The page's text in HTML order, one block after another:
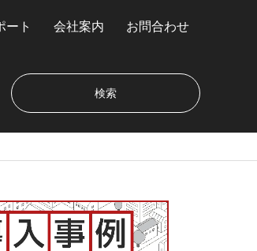
ート 会社案内 お問合わせ